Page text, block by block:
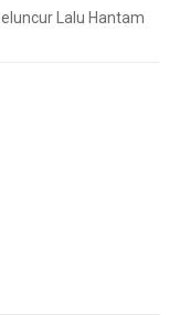
Lalu Hantam